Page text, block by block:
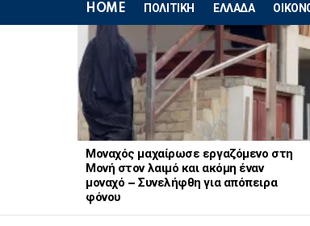
HOME ΠΟΛΙΤΙΚΗ ΕΛΛΑΔΑ
LATEST
STORIES
Μοναχός μαχαίρωσε εργαζόμενο στη
Μονή στον λαιμό και ακόμη έναν
μοναχό – Συνελήφθη για απόπειρα
φόνου